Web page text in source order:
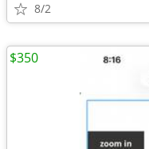
8/2
$350